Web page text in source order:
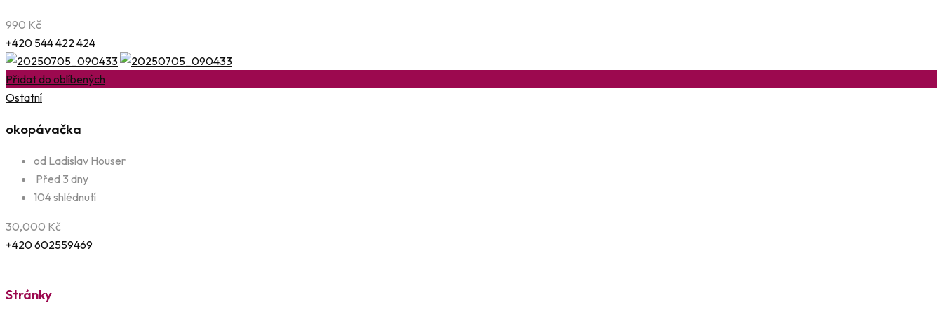
990 Kč
+420 544 422 424
Přidat do oblíbených
Ostatní
okopávačka
od Ladislav Houser
Před 3 dny
104 shlédnutí
30,000 Kč
+420 602559469
Stránky